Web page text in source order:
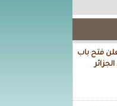
فتح باب